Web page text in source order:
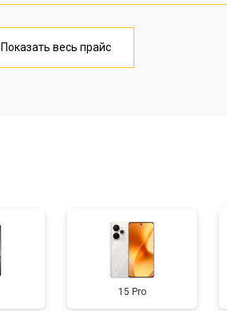
от 40 мин
от 30 мин
от 30 мин
Показать весь прайс
15 Pro